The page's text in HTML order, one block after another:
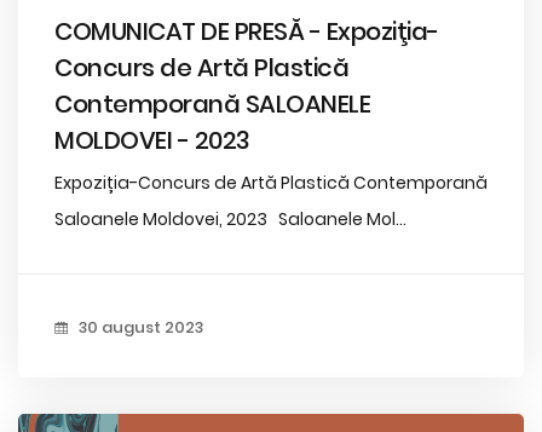
COMUNICAT DE PRESĂ - Expoziţia-
Concurs de Artă Plastică
Contemporană SALOANELE
MOLDOVEI - 2023
Expoziția-Concurs de Artă Plastică Contemporană
Saloanele Moldovei, 2023 Saloanele Mol...
30 august 2023